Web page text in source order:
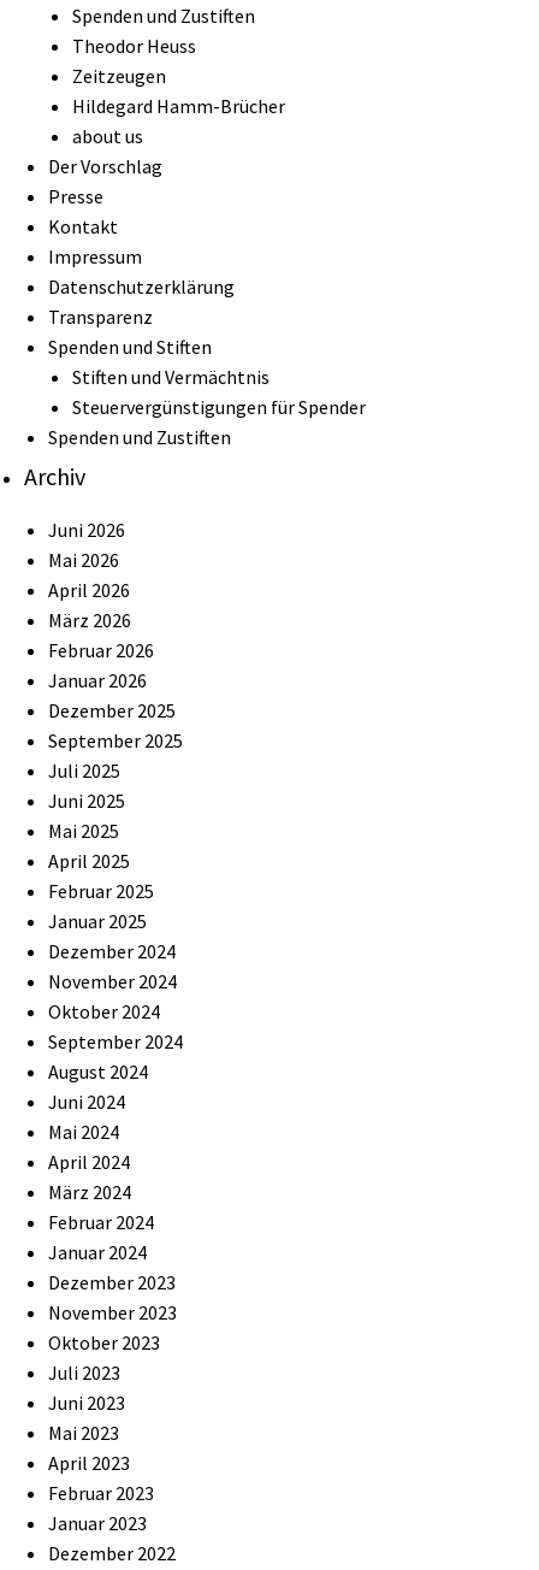
Spenden und Zustiften
Theodor Heuss
Zeitzeugen
Hildegard Hamm-Brücher
about us
Der Vorschlag
Presse
Kontakt
Impressum
Datenschutzerklärung
Transparenz
Spenden und Stiften
Stiften und Vermächtnis
Steuervergünstigungen für Spender
Spenden und Zustiften
Archiv
Juni 2026
Mai 2026
April 2026
März 2026
Februar 2026
Januar 2026
Dezember 2025
September 2025
Juli 2025
Juni 2025
Mai 2025
April 2025
Februar 2025
Januar 2025
Dezember 2024
November 2024
Oktober 2024
September 2024
August 2024
Juni 2024
Mai 2024
April 2024
März 2024
Februar 2024
Januar 2024
Dezember 2023
November 2023
Oktober 2023
Juli 2023
Juni 2023
Mai 2023
April 2023
Februar 2023
Januar 2023
Dezember 2022